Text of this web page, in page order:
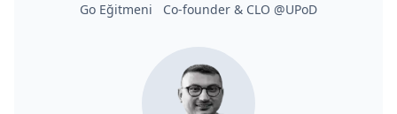
Go Eğitmeni Co-founder & CLO @UPoD